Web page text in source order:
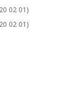
02 01)
02 01)